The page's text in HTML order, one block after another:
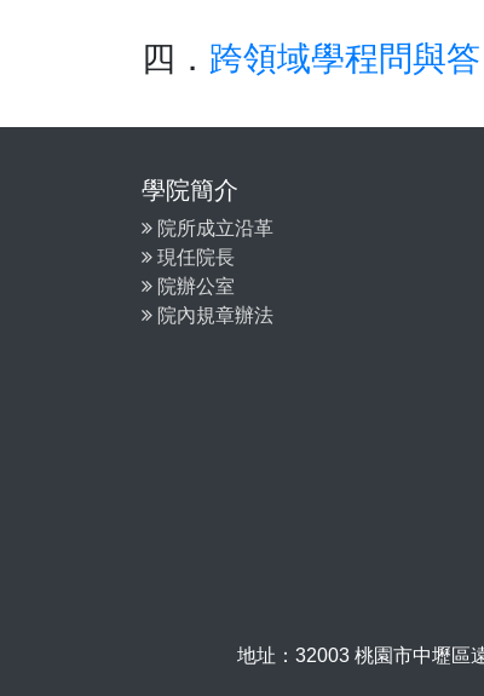
四． 跨領域學程問與
學院簡介
院所成立沿革
現任院長
院辦公室
院內規章辦法
地址：32003 桃園市中壢